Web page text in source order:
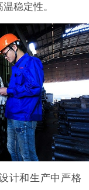
稳定性。
计和生产中严格